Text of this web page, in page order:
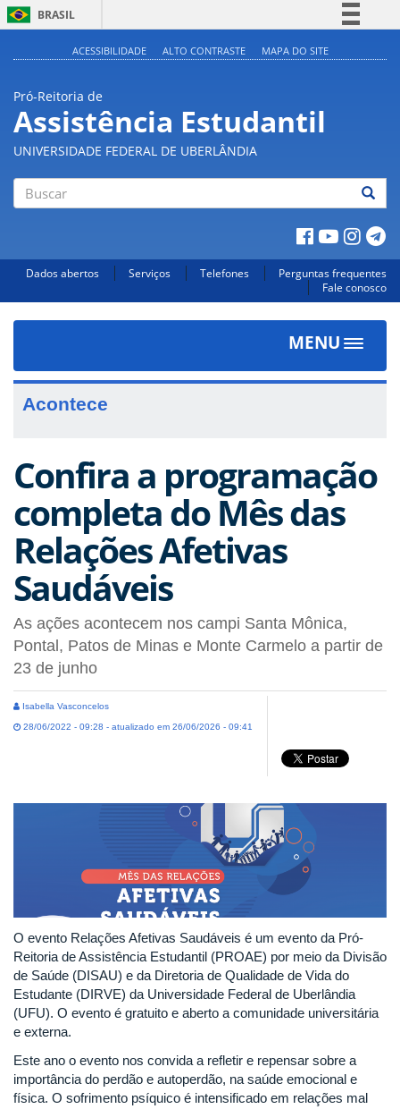
BRASIL
Acesso à informação
Legislação
Canais
ACESSIBILIDADE ALTO CONTRASTE MAPA DO SITE
Pró-Reitoria de
Assistência Estudantil
UNIVERSIDADE FEDERAL DE UBERLÂNDIA
Dados abertos Serviços Telefones
Perguntas frequentes
Fale conosco
MENU
Toggle
Acontece
Confira a programação
completa do Mês das
Relações Afetivas
Saudáveis
As ações acontecem nos campi Santa Mônica,
Pontal, Patos de Minas e Monte Carmelo a partir de
23 de junho
Isabella Vasconcelos
28/06/2022 - 09:28 - atualizado em 26/06/2026 - 09:41
O evento Relações Afetivas Saudáveis é um evento da Pró-
Reitoria de Assistência Estudantil (PROAE) por meio da Divisão
de Saúde (DISAU) e da Diretoria de Qualidade de Vida do
Estudante (DIRVE) da Universidade Federal de Uberlândia
(UFU). O evento é gratuito e aberto a comunidade universitária
e externa.
Este ano o evento nos convida a refletir e repensar sobre a
importância do perdão e autoperdão, na saúde emocional e
física. O sofrimento psíquico é intensificado em relações mal